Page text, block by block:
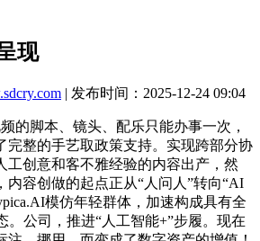
现
| 发布时间：2025-12-24 09:04
脚本、镜头、配乐只能办事一次，
完整的手艺取政策支持。实现跨部分协
工创意和客不雅经验的内容出产，然
内容创做的起点正从“人问人”转向“AI
模仿年轻群体，加速构成具有全
。公司，推进“人工智能+”步履。现在